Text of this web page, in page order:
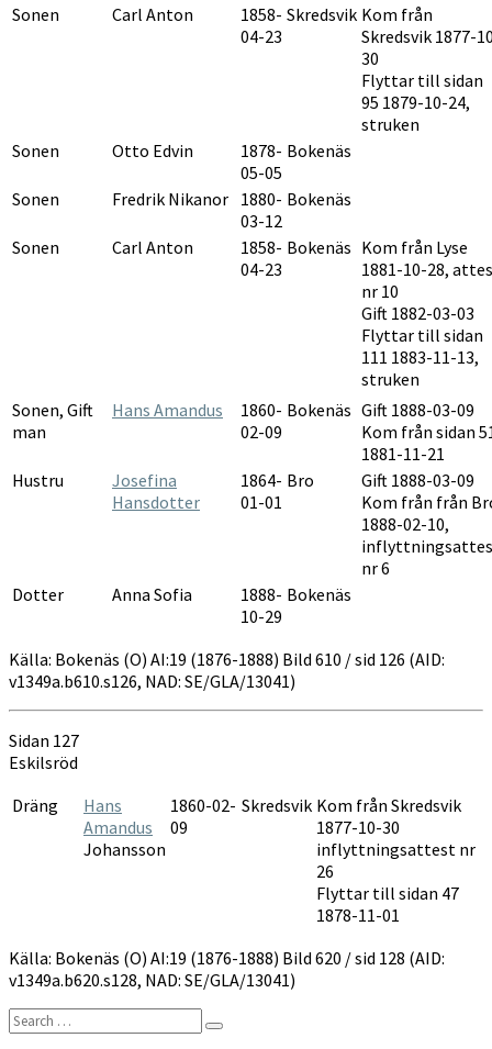
Sonen Carl Anton
1858-
04-23
Skredsvik Kom från
Skredsvik 1877-
30
Flyttar till sidan
95 1879-10-24,
struken
Sonen
Otto Edvin
1878-
05-05
Bokenäs
Sonen Fredrik Nikanor 1880-
03-12
Bokenäs
Sonen Carl Anton
1858-
04-23
Bokenäs Kom från Lyse
1881-10-28,
nr 10
Gift 1882-03-03
Flyttar till sidan
111 1883-11-13,
struken
Sonen, Gift
man
Hans Amandus
1860-
02-09
Bokenäs Gift 1888-03-09
Kom från sidan
1881-11-21
Hustru
Josefina
Hansdotter
1864-
01-01
Bro
Gift 1888-03-09
Kom från från
1888-02-10,
nr 6
Dotter
Anna Sofia
1888-
10-29
Bokenäs
Källa: Bokenäs (O) AI:19 (1876-1888) Bild 610 / sid 126 (AID:
v1349a.b610.s126, NAD: SE/GLA/13041)
Sidan 127
Eskilsröd
Dräng
Hans
Amandus
Johansson
1860-02-
09
Skredsvik Kom från Skredsvik
1877-10-30
inflyttningsattest nr
26
Flyttar till sidan 47
1878-11-01
Källa: Bokenäs (O) AI:19 (1876-1888) Bild 620 / sid 128 (AID:
v1349a.b620.s128, NAD: SE/GLA/13041)
Search
for:
Search